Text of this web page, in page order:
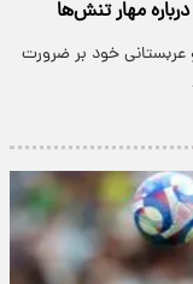
مهار تنش‌ها
عربستانی خود بر ضرورت